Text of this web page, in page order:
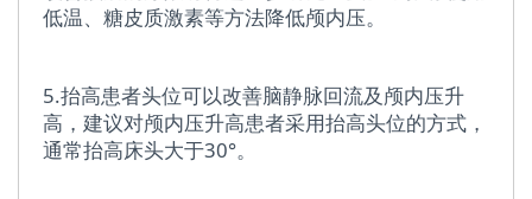
低温、糖皮质激素等方法降低颅内压。
5.抬高患者头位可以改善脑静脉回流及颅内压升
高，建议对颅内压升高患者采用抬高头位的方式，
通常抬高床头大于30°。